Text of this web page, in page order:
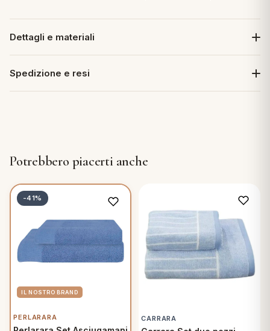
e Pigiami
Dettagli e materiali
Spedizione e resi
Potrebbero piacerti anche
-41%
PERLARARA CARRARA